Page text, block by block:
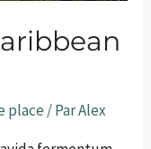
place / ParAlex